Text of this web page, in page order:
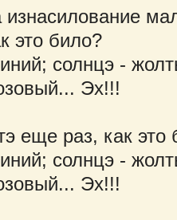
изнасилование
это било?
солнцэ -
Эх!!!
еще раз, как это
солнцэ -
Эх!!!